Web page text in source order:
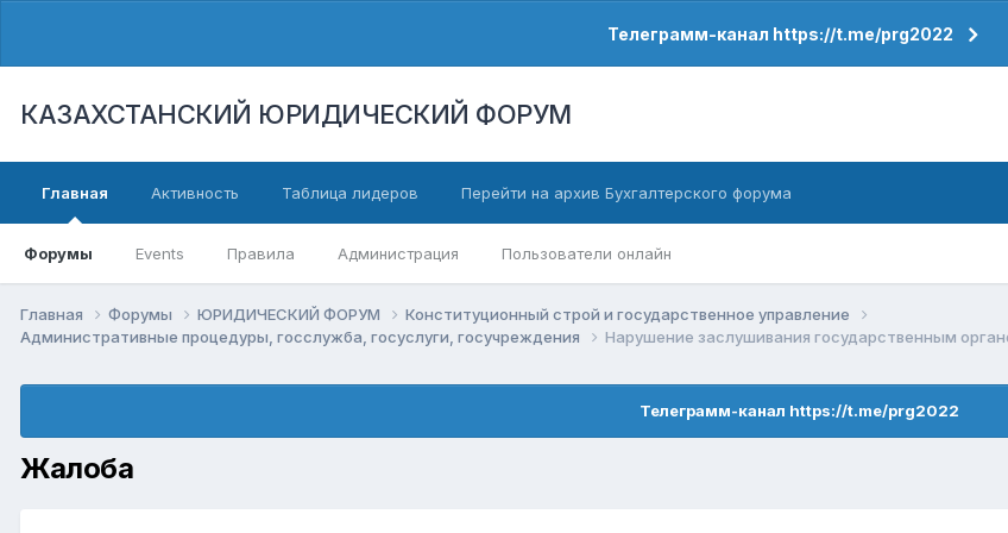
Телеграмм-канал https://t.me/prg2022
КАЗАХСТАНСКИЙ ЮРИДИЧЕСКИЙ ФОРУМ
Главная
Форумы Events Правила Администрация Пользователи онлайн
Активность Таблица лидеров Перейти на архив Бухгалтерского форума
Главная Форумы ЮРИДИЧЕСКИЙ ФОРУМ
Конституционный строй и государственное управление
Административные процедуры, госслужба, госуслуги, госучреждения
Нарушение заслушивания государственным
Телеграмм-канал https://t.me/prg2022
Жалоба